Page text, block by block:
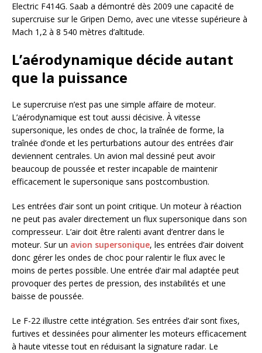
Electric F414G. Saab a démontré dès 2009 une capacité de
supercruise sur le Gripen Demo, avec une vitesse supérieure à
Mach 1,2 à 8 540 mètres d’altitude.
L’aérodynamique décide autant
que la puissance
Le supercruise n’est pas une simple affaire de moteur.
L’aérodynamique est tout aussi décisive. À vitesse
supersonique, les ondes de choc, la traînée de forme, la
traînée d’onde et les perturbations autour des entrées d’air
deviennent centrales. Un avion mal dessiné peut avoir
beaucoup de poussée et rester incapable de maintenir
efficacement le supersonique sans postcombustion.
Les entrées d’air sont un point critique. Un moteur à réaction
ne peut pas avaler directement un flux supersonique dans son
compresseur. L’air doit être ralenti avant d’entrer dans le
moteur. Sur un avion supersonique, les entrées d’air doivent
donc gérer les ondes de choc pour ralentir le flux avec le
moins de pertes possible. Une entrée d’air mal adaptée peut
provoquer des pertes de pression, des instabilités et une
baisse de poussée.
Le F-22 illustre cette intégration. Ses entrées d’air sont fixes,
furtives et dessinées pour alimenter les moteurs efficacement
à haute vitesse tout en réduisant la signature radar. Le